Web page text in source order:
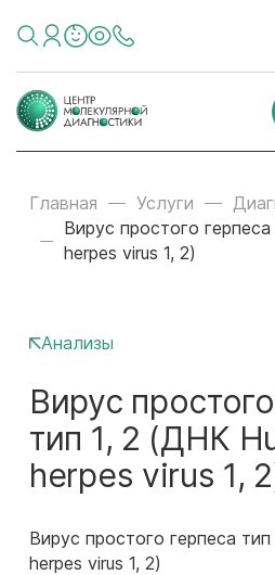
Главная Услуги
Вирус простого
herpes virus 1, 2)
Анализы
Вирус
тип 1, 2 (ДНК
herpes virus 1,
Вирус простого герпеса
herpes virus 1, 2)